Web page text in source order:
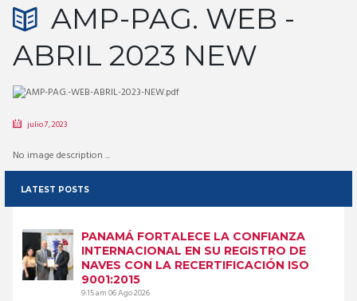
AMP-PAG. WEB -
ABRIL 2023 NEW
julio 7, 2023
No image description ...
LATEST POSTS
PANAMÁ FORTALECE LA CONFIANZA
INTERNACIONAL EN SU REGISTRO DE
NAVES CON LA RECERTIFICACIÓN ISO
9001:2015
9:15 am06 Ago 2026